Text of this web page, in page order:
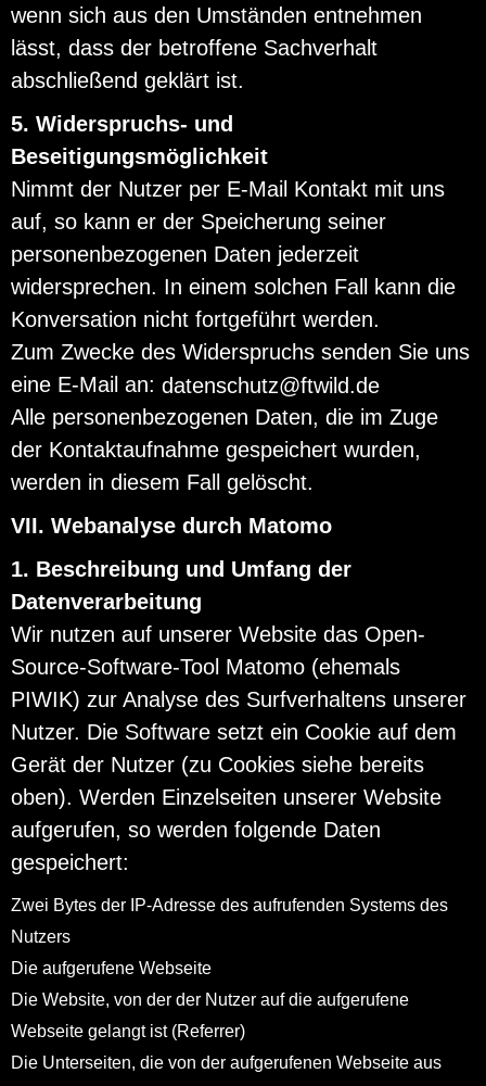
wenn sich aus den Umständen entnehmen
lässt, dass der betroffene Sachverhalt
abschließend geklärt ist.
5. Widerspruchs- und
Beseitigungsmöglichkeit
Nimmt der Nutzer per E-Mail Kontakt mit uns
auf, so kann er der Speicherung seiner
personenbezogenen Daten jederzeit
widersprechen. In einem solchen Fall kann die
Konversation nicht fortgeführt werden.
Zum Zwecke des Widerspruchs senden Sie uns
eine E-Mail an: datenschutz@ftwild.de
Alle personenbezogenen Daten, die im Zuge
der Kontaktaufnahme gespeichert wurden,
werden in diesem Fall gelöscht.
VII. Webanalyse durch Matomo
1. Beschreibung und Umfang der
Datenverarbeitung
Wir nutzen auf unserer Website das Open-
Source-Software-Tool Matomo (ehemals
PIWIK) zur Analyse des Surfverhaltens unserer
Nutzer. Die Software setzt ein Cookie auf dem
Gerät der Nutzer (zu Cookies siehe bereits
oben). Werden Einzelseiten unserer Website
aufgerufen, so werden folgende Daten
gespeichert:
Zwei Bytes der IP-Adresse des aufrufenden Systems des
Nutzers
Die aufgerufene Webseite
Die Website, von der der Nutzer auf die aufgerufene
Webseite gelangt ist (Referrer)
Die Unterseiten, die von der aufgerufenen Webseite aus